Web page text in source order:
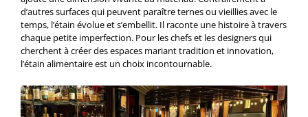
d’autres surfaces qui peuvent paraître ternes ou vieillies avec le
temps, l’étain évolue et s’embellit. Il raconte une histoire à travers
chaque petite imperfection. Pour les chefs et les designers qui
cherchent à créer des espaces mariant tradition et innovation,
l’étain alimentaire est un choix incontournable.